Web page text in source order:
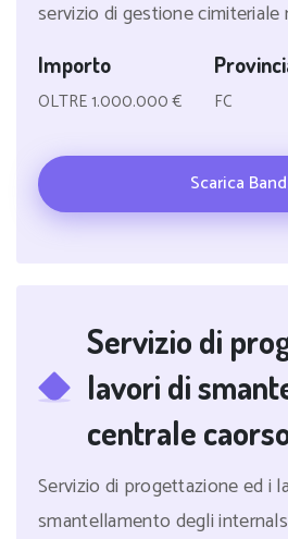
servizio di gestione cimiteriale
Importo
OLTRE 1.000.000 € FC
Scarica
Servizio di
lavori di
centrale
Servizio di progettazione ed i
smantellamento degli